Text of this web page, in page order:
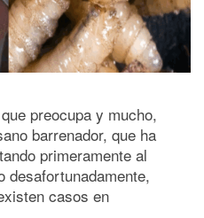
preocupa y mucho,
barrenador, que ha
primeramente al
desafortunadamente,
casos en